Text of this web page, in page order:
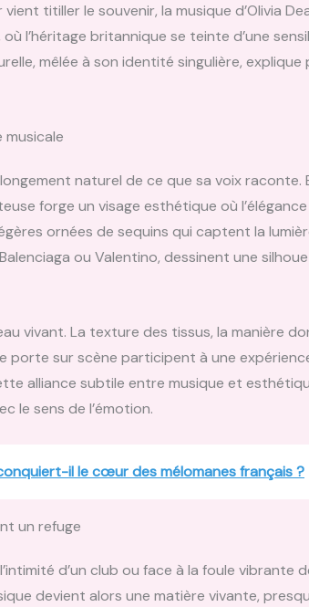
titiller le souvenir, la musique d’Olivia
l’héritage britannique se teinte d’une
mêlée à son identité singulière, explique
naturel de ce que sa voix raconte.
forge un visage esthétique où
ornées de sequins qui captent la
ou Valentino, dessinent une
vivant. La texture des tissus, la manière
porte sur scène participent à une
alliance subtile entre musique et
le sens de l’émotion.
il le cœur des mélomanes français ?
un refuge
d’un club ou face à la foule vibrante
devient alors une matière vivante,